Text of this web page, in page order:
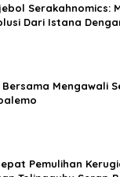
Serakahnomics:
Dari Istana
Bersama Mengawali
Pemulihan